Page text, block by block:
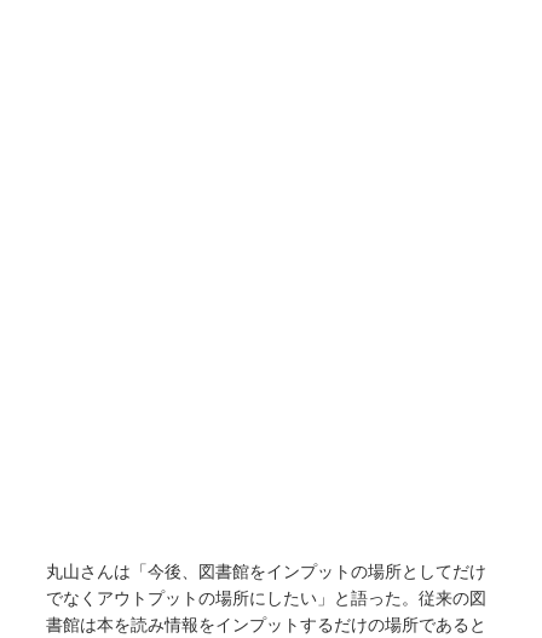
丸山さんは「今後、図書館をインプットの場所としてだけ
でなくアウトプットの場所にしたい」と語った。従来の図
書館は本を読み情報をインプットするだけの場所であると